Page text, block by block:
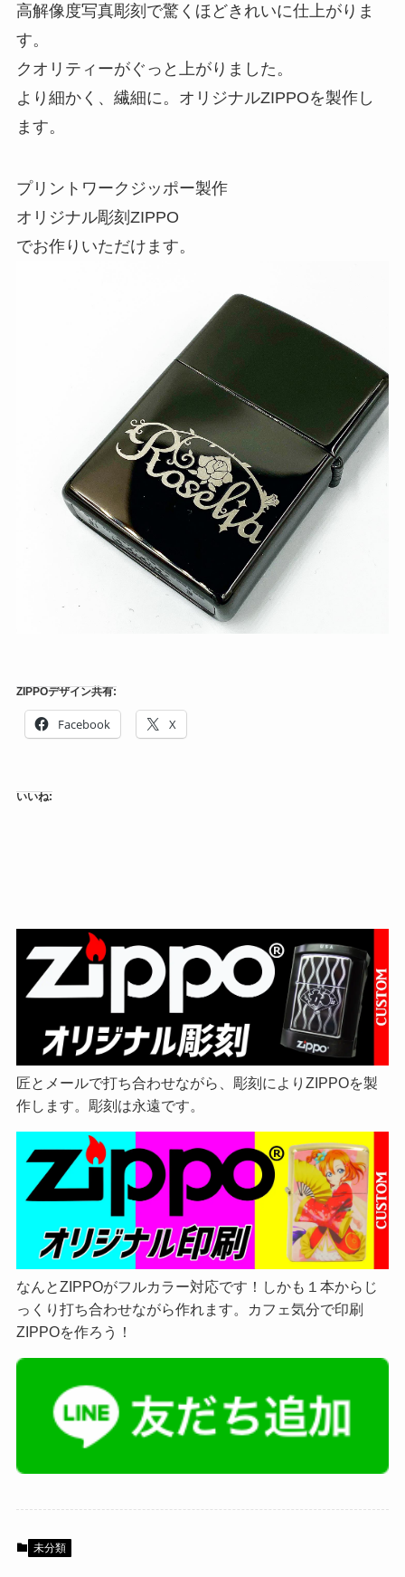
高解像度写真彫刻で驚くほどきれいに仕上がりま
す。
クオリティーがぐっと上がりました。
より細かく、繊細に。オリジナルZIPPOを製作し
ます。
プリントワークジッポー製作
オリジナル彫刻ZIPPO
でお作りいただけます。
ZIPPOデザイン共有:
Facebook X
いいね:
匠とメールで打ち合わせながら、彫刻によりZIPPOを製
作します。彫刻は永遠です。
なんとZIPPOがフルカラー対応です！しかも１本からじ
っくり打ち合わせながら作れます。カフェ気分で印刷
ZIPPOを作ろう！
未分類